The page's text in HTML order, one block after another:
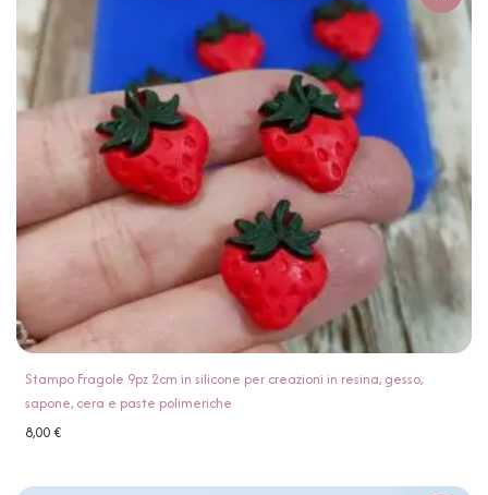
Stampo Fragole 9pz 2cm in silicone per creazioni in resina, gesso,
sapone, cera e paste polimeriche
8,00€